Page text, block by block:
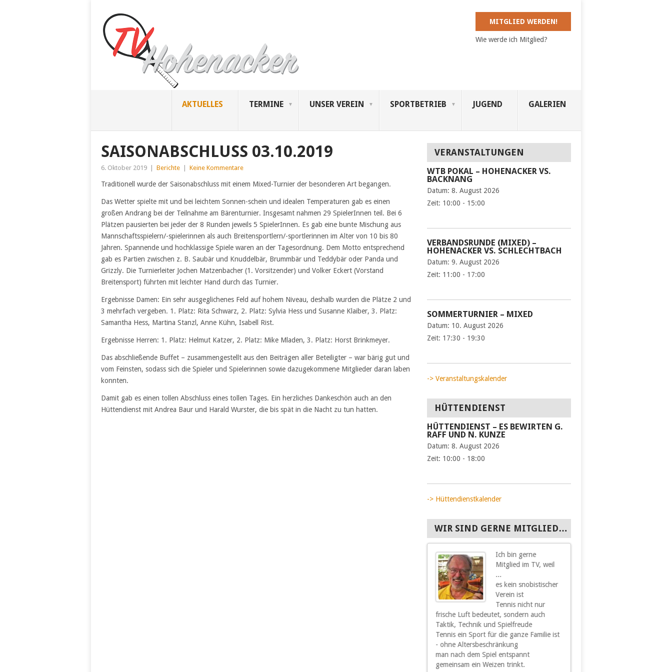
MITGLIED WERDEN!
Wie werde ich Mitglied?
AKTUELLES TERMINE UNSER VEREIN SPORTBETRIEB JUGEND GALERIEN
SAISONABSCHLUSS 03.10.2019
6. Oktober 2019 Berichte Keine Kommentare
Traditionell wurde der Saisonabschluss mit einem Mixed-Turnier der besonderen Art begangen.
Das Wetter spielte mit und bei leichtem Sonnen-schein und idealen Temperaturen gab es einen
großen Andrang bei der Teilnahme am Bärenturnier. Insgesamt nahmen 29 SpielerInnen teil. Bei 6
Plätzen pausierten bei jeder der 8 Runden jeweils 5 SpielerInnen. Es gab eine bunte Mischung aus
Mannschaftsspielern/-spielerinnen als auch Breitensportlern/-sportlerinnen im Alter von 10 bis 80
Jahren. Spannende und hochklassige Spiele waren an der Tagesordnung. Dem Motto entsprechend
gab es Partien zwischen z. B. Saubär und Knuddelbär, Brummbär und Teddybär oder Panda und
Grizzly. Die Turnierleiter Jochen Matzenbacher (1. Vorsitzender) und Volker Eckert (Vorstand
Breitensport) führten mit leichter Hand durch das Turnier.
Ergebnisse Damen: Ein sehr ausgeglichenes Feld auf hohem Niveau, deshalb wurden die Plätze 2 und
3 mehrfach vergeben. 1. Platz: Rita Schwarz, 2. Platz: Sylvia Hess und Susanne Klaiber, 3. Platz:
Samantha Hess, Martina Stanzl, Anne Kühn, Isabell Rist.
Ergebnisse Herren: 1. Platz: Helmut Katzer, 2. Platz: Mike Mladen, 3. Platz: Horst Brinkmeyer.
Das abschließende Buffet – zusammengestellt aus den Beiträgen aller Beteiligter – war bärig gut und
vom Feinsten, sodass sich die Spieler und Spielerinnen sowie dazugekommene Mitglieder daran laben
konnten.
Damit gab es einen tollen Abschluss eines tollen Tages. Ein herzliches Dankeschön auch an den
Hüttendienst mit Andrea Baur und Harald Wurster, die bis spät in die Nacht zu tun hatten.
VERANSTALTUNGEN
WTB POKAL – HOHENACKER VS.
BACKNANG
Datum:8. August 2026
Zeit: 10:00 - 15:00
VERBANDSRUNDE (MIXED) –
HOHENACKER VS. SCHLECHTBACH
Datum:9. August 2026
Zeit: 11:00 - 17:00
SOMMERTURNIER – MIXED
Datum: 10. August 2026
Zeit: 17:30 - 19:30
-> Veranstaltungskalender
HÜTTENDIENST
HÜTTENDIENST – ES BEWIRTEN G.
RAFF UND N. KUNZE
Datum:8. August 2026
Zeit: 10:00 - 18:00
-> Hüttendienstkalender
WIR SIND GERNE MITGLIED…
Ich bin gerne
Mitglied im TV, weil
...
es kein snobistischer
Verein ist
Tennis nicht nur
frische Luft bedeutet, sondern auch
Taktik, Technik und Spielfreude
Tennis ein Sport für die ganze Familie ist
- ohne Altersbeschränkung
man nach dem Spiel entspannt
gemeinsam ein Weizen trinkt.